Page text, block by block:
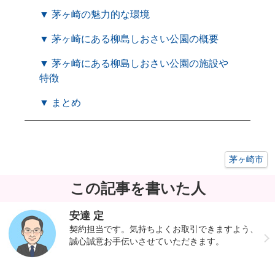
▼ 茅ヶ崎の魅力的な環境
▼ 茅ヶ崎にある柳島しおさい公園の概要
▼ 茅ヶ崎にある柳島しおさい公園の施設や
特徴
▼ まとめ
茅ヶ崎市
この記事を書いた人
安達 定
契約担当です。気持ちよくお取引できますよう、
誠心誠意お手伝いさせていただきます。